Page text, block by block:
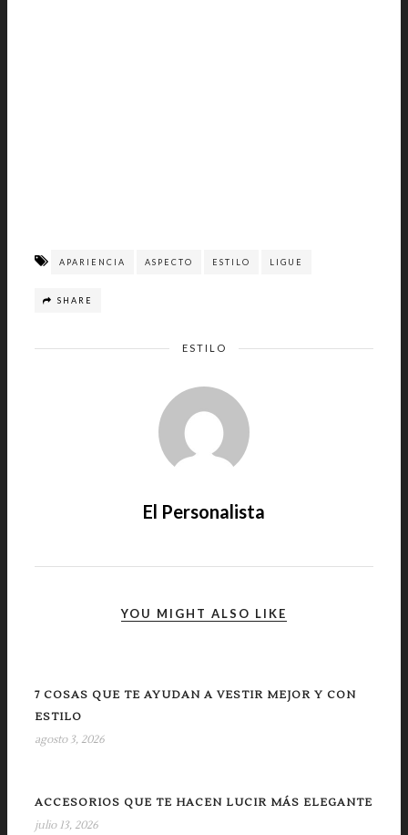
APARIENCIA ASPECTO ESTILO LIGUE
SHARE
ESTILO
El Personalista
YOU MIGHT ALSO LIKE
7 COSAS QUE TE AYUDAN A VESTIR MEJOR Y CON
ESTILO
agosto 3, 2026
ACCESORIOS QUE TE HACEN LUCIR MÁS ELEGANTE
julio 13, 2026